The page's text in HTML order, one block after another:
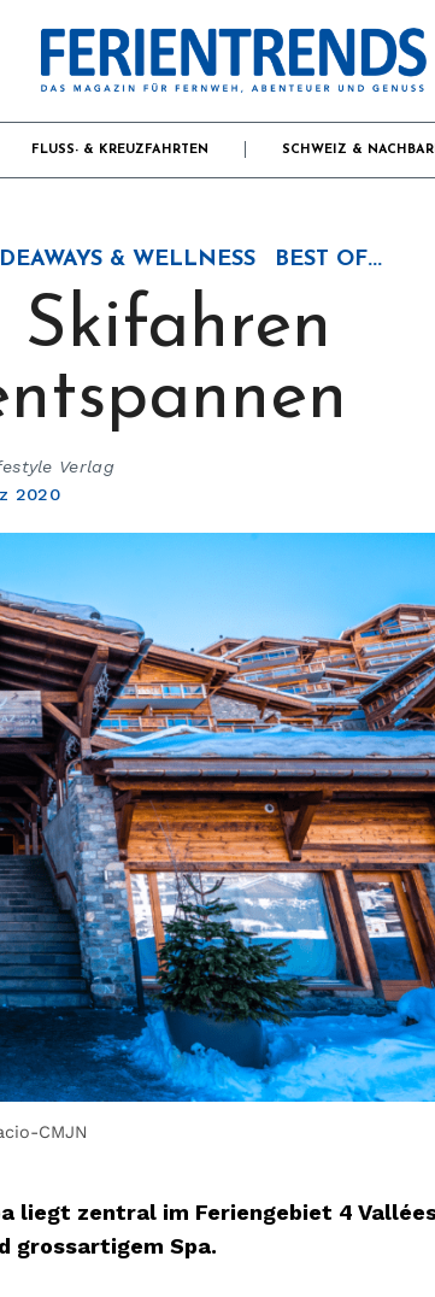
FLUSS- & KREUZFAHRTEN SCHWEIZ &
& WELLNESS BEST OF...
Skifahren
Verlag
2020
CMJN
liegt zentral im Feriengebiet 4
grossartigem Spa.